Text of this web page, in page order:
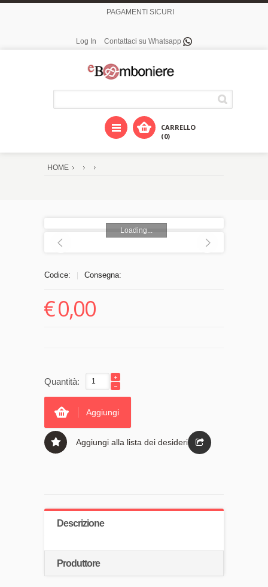
PAGAMENTI SICURI
Log In Contattaci su Whatsapp
CARRELLO
(0)
HOME
Loading...
Codice: Consegna:
€0,00
Quantità:
Aggiungi
Aggiungi alla lista dei desideri
Descrizione
Produttore